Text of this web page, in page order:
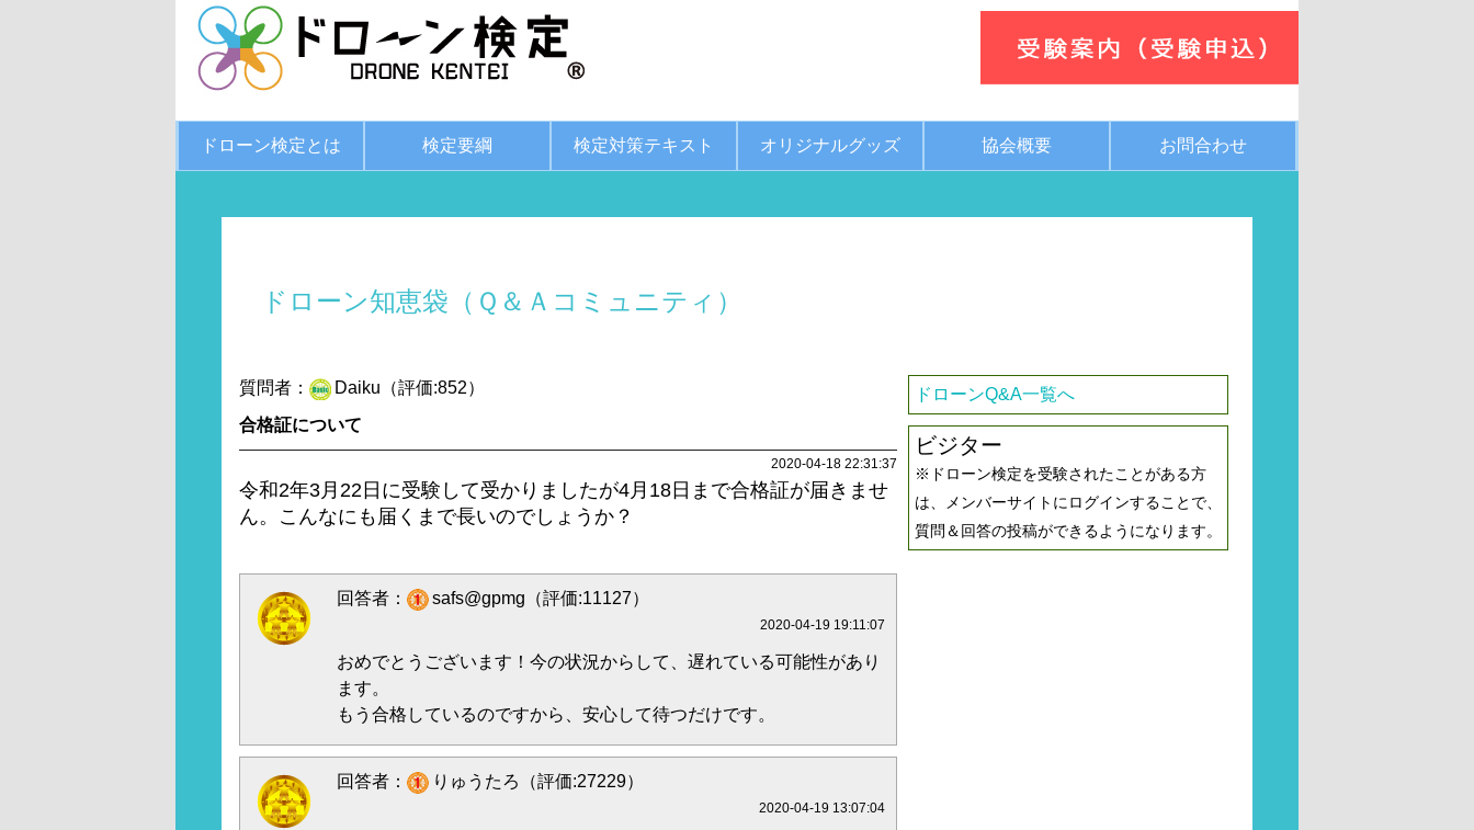
ドローン検定とは 検定要綱 検定対策テキスト オリジナルグッズ 協会概要 お問合わせ
ドローン知恵袋（Ｑ＆Ａコミュニティ）
質問者：
Daiku（評価:852）
合格証について
2020-04-18 22:31:37
令和2年3月22日に受験して受かりましたが4月18日まで合格証が届きませ
ん。こんなにも届くまで長いのでしょうか？
回答者： safs@gpmg（評価:11127）
2020-04-19 19:11:07
おめでとうございます！今の状況からして、遅れている可能性があり
ます。
もう合格しているのですから、安心して待つだけです。
回答者： りゅうたろ（評価:27229）
2020-04-19 13:07:04
ドローンQ&A一覧へ
ビジター
※ドローン検定を受験されたことがある方
は、メンバーサイトにログインすることで、
質問＆回答の投稿ができるようになります。